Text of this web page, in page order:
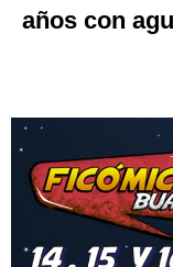
años con